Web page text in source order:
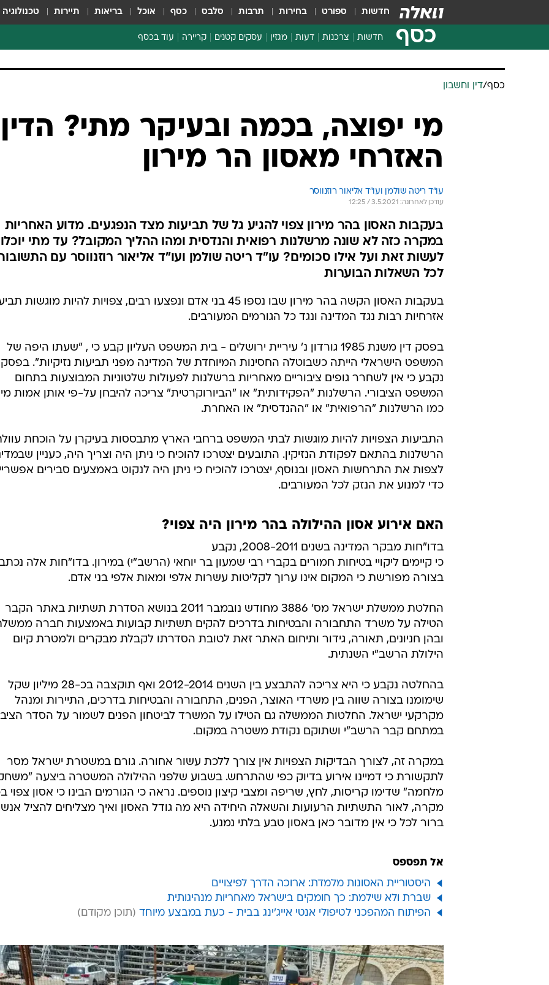
חדשות ספורט בחירות תרבות סלבס כסף אוכל בריאות תיירות טכנולוגיה
כסף חדשות צרכנות
צרכנות פיננסית
דעות מגזין עסקים קטנים קריירה עוד בכסף
הלאונג'
ספורט ביזנס
כסף/דין וחשבון
מי יפוצה, בכמה ובעיקר מתי? הדין
האזרחי מאסון הר מירון
עו"ד ריטה שולמן ועו"ד אליאור רוזנווסר
עודכן לאחרונה: 3.5.2021 / 12:25
בעקבות האסון בהר מירון צפוי להגיע גל של תביעות מצד הנפגעים. מדוע האחריות
במקרה כזה לא שונה מרשלנות רפואית והנדסית ומהו ההליך המקובל? עד מתי יוכלו
לעשות זאת ועל אילו סכומים? עו"ד ריטה שולמן ועו"ד אליאור רוזנווסר עם
לכל השאלות הבוערות
בעקבות האסון הקשה בהר מירון שבו נספו 45 בני אדם ונפצעו רבים, צפויות להיות מוגשות
אזרחיות רבות נגד המדינה ונגד כל הגורמים המעורבים.
בפסק דין משנת 1985 גורדון נ' עיריית ירושלים - בית המשפט העליון קבע כי , "שעתו היפה של
המשפט הישראלי הייתה כשבוטלה החסינות המיוחדת של המדינה מפני תביעות נזיקיות". בפסק
נקבע כי אין לשחרר גופים ציבוריים מאחריות ברשלנות לפעולות שלטוניות המבוצעות בתחום
המשפט הציבורי. הרשלנות "הפקידותית" או "הביורוקרטית" צריכה להיבחן על-פי אותן אמות
כמו הרשלנות "הרפואית" או "ההנדסית" או האחרת.
התביעות הצפויות להיות מוגשות לבתי המשפט ברחבי הארץ מתבססות בעיקרן על הוכחת
הרשלנות בהתאם לפקודת הנזיקין. התובעים יצטרכו להוכיח כי ניתן היה וצריך היה, כעניין
לצפות את התרחשות האסון ובנוסף, יצטרכו להוכיח כי ניתן היה לנקוט באמצעים סבירים
כדי למנוע את הנזק לכל המעורבים.
האם אירוע אסון ההילולה בהר מירון היה צפוי?
בדו"חות מבקר המדינה בשנים 2008-2011, נקבע
כי קיימים ליקויי בטיחות חמורים בקברי רבי שמעון בר יוחאי (הרשב"י) במירון. בדו"חות אלה
בצורה מפורשת כי המקום אינו ערוך לקליטות עשרות אלפי ומאות אלפי בני אדם.
החלטת ממשלת ישראל מס' 3886 מחודש נובמבר 2011 בנושא הסדרת תשתיות באתר הקבר
הטילה על משרד התחבורה והבטיחות בדרכים להקים תשתיות קבועות באמצעות חברה
ובהן חניונים, תאורה, גידור ותיחום האתר זאת לטובת הסדרתו לקבלת מבקרים ולמטרת קיום
הילולת הרשב"י השנתית.
בהחלטה נקבע כי היא צריכה להתבצע בין השנים 2012-2014 ואף תוקצבה בכ-28 מיליון שקל
שימומנו בצורה שווה בין משרדי האוצר, הפנים, התחבורה והבטיחות בדרכים, התיירות ומנהל
מקרקעי ישראל. החלטות הממשלה גם הטילו על המשרד לביטחון הפנים לשמור על הסדר
במתחם קבר הרשב"י ושתוקם נקודת משטרה במקום.
במקרה זה, לצורך הבדיקות הצפויות אין צורך ללכת עשור אחורה. גורם במשטרת ישראל מסר
לתקשורת כי דמיינו אירוע בדיוק כפי שהתרחש. בשבוע שלפני ההילולה המשטרה ביצעה
מלחמה" שדימו קריסות, לחץ, שריפה ומצבי קיצון נוספים. נראה כי הגורמים הבינו כי אסון צפוי
מקרה, לאור התשתיות הרעועות והשאלה היחידה היא מה גודל האסון ואיך מצליחים להציל
ברור לכל כי אין מדובר כאן באסון טבע בלתי נמנע.
אל תפספס
היסטוריית האסונות מלמדת: ארוכה הדרך לפיצויים
שברת ולא שילמת: כך חומקים בישראל מאחריות מנהיגותית
הפיתוח המהפכני לטיפולי אנטי אייג'ינג בבית - כעת במבצע מיוחד